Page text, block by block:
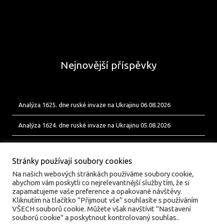
Nejnovější příspěvky
Analýza 1625. dne ruské invaze na Ukrajinu 06.08.2026
Analýza 1624. dne ruské invaze na Ukrajinu 05.08.2026
Stránky používají soubory cookies
Na našich webových stránkách používáme soubory cookie,
abychom vám poskytli co nejrelevantnější služby tím, že si
zapamatujeme vaše preference a opakované návštěvy.
Kliknutím na tlačítko "Přijmout vše" souhlasíte s používáním
VŠECH souborů cookie. Můžete však navštívit "Nastavení
souborů cookie" a poskytnout kontrolovaný souhlas..